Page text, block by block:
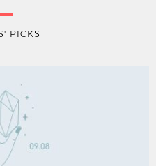
PICKS